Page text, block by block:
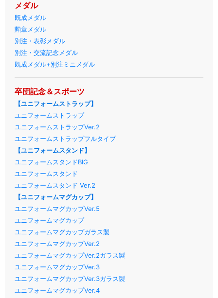
メダル
既成メダル
勲章メダル
別注・表彰メダル
別注・交流記念メダル
既成メダル+別注ミニメダル
卒団記念＆スポーツ
【ユニフォームストラップ】
ユニフォームストラップ
ユニフォームストラップVer.2
ユニフォームストラップフルタイプ
【ユニフォームスタンド】
ユニフォームスタンドBIG
ユニフォームスタンド
ユニフォームスタンド Ver.2
【ユニフォームマグカップ】
ユニフォームマグカップVer.5
ユニフォームマグカップ
ユニフォームマグカップガラス製
ユニフォームマグカップVer.2
ユニフォームマグカップVer.2ガラス製
ユニフォームマグカップVer.3
ユニフォームマグカップVer.3ガラス製
ユニフォームマグカップVer.4